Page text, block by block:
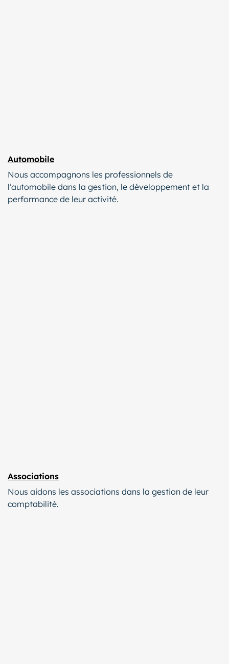
Automobile
Nous accompagnons les professionnels de
l’automobile dans la gestion, le développement et la
performance de leur activité.
Associations
Nous aidons les associations dans la gestion de leur
comptabilité.